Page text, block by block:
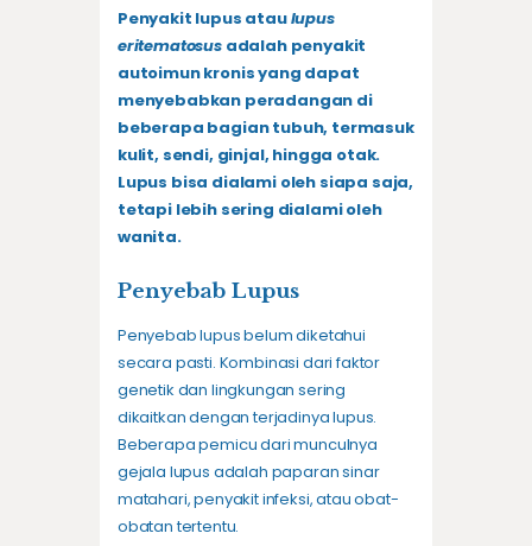
Penyakit lupus ataulupus
eritematosusadalah penyakit
autoimun kronis yang dapat
menyebabkan peradangan di
beberapa bagian tubuh, termasuk
kulit, sendi, ginjal, hingga otak.
Lupus bisa dialami oleh siapa saja,
tetapi lebih sering dialami oleh
wanita.
Penyebab Lupus
Penyebab lupus belum diketahui
secara pasti. Kombinasi dari faktor
genetik dan lingkungan sering
dikaitkan dengan terjadinya lupus.
Beberapa pemicu dari munculnya
gejala lupus adalah paparan sinar
matahari, penyakit infeksi, atau obat-
obatan tertentu.